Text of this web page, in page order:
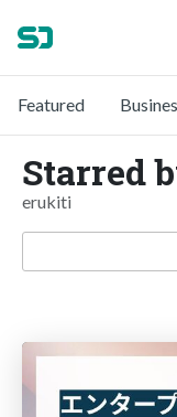
Featured
Starred
erukiti